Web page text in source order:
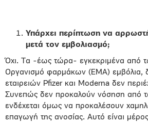
Υπάρχει περίπτωση να
μετά τον εμβολιασμό;
Όχι. Τα -έως τώρα- εγκεκριμένα από
Οργανισμό φαρμάκων (ΕΜΑ) εμβόλια,
εταιρειών Pfizer και Moderna δεν
Συνεπώς δεν προκαλούν νόσηση από
ενδέχεται όμως να προκαλέσουν
επαγωγή της ανοσίας. Αυτό είναι